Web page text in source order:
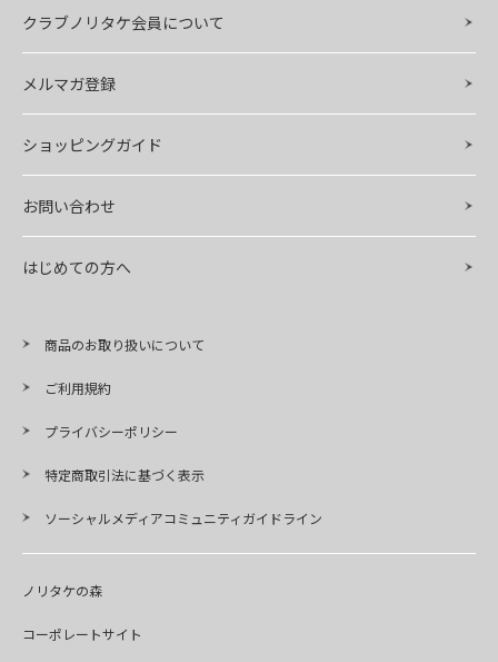
クラブノリタケ会員について
メルマガ登録
ショッピングガイド
お問い合わせ
はじめての方へ
商品のお取り扱いについて
ご利用規約
プライバシーポリシー
特定商取引法に基づく表示
ソーシャルメディアコミュニティガイドライン
ノリタケの森
コーポレートサイト